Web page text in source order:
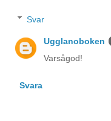
Svar
Ugglanoboken
Varsågod!
Svara